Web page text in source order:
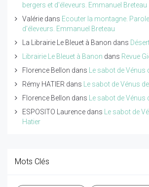
bergers et d'éleveurs. Emmanuel Breteau
Valérie dans Ecouter la montagne.
d'éleveurs. Emmanuel Breteau
La Librairie Le Bleuet à Banon dans
Librairie Le Bleuet à Banon dans Revue
Florence Bellon dans
Le sabot de Vénus
Rémy HATIER dans
Le sabot de Vénus
Florence Bellon dans
Le sabot de Vénus
ESPOSITO Laurence dans
Le sabot de
Hatier
Mots Clés